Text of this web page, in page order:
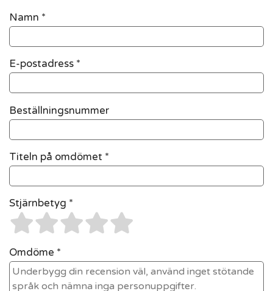
Namn *
E-postadress *
Beställningsnummer
Titeln på omdömet *
Stjärnbetyg *
Omdöme *